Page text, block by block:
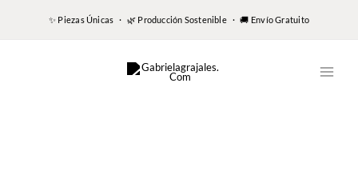
✨ Piezas Únicas · 🌿 Producción Sostenible · 🚚 Envío Gratuito